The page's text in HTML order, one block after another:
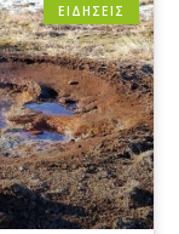
ΕΙΔΗΣΕΙΣ